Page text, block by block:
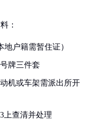
：
地户籍需暂住证）
牌三件套
机或车架需派出所开
上查清并处理